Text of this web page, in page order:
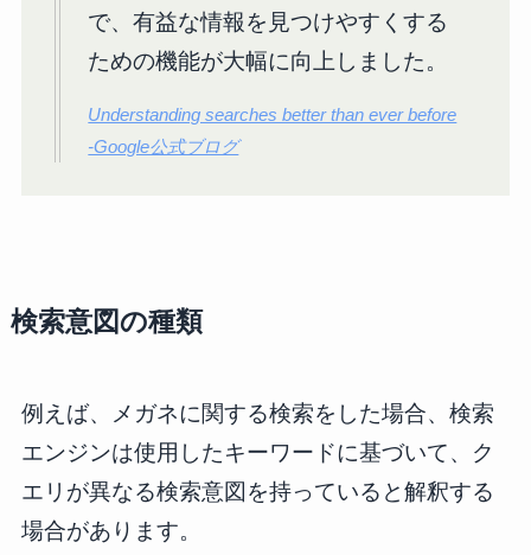
で、有益な情報を見つけやすくする
ための機能が大幅に向上しました。
Understanding searches better than ever before
-Google公式ブログ
検索意図の種類
例えば、メガネに関する検索をした場合、検索
エンジンは使用したキーワードに基づいて、ク
エリが異なる検索意図を持っていると解釈する
場合があります。